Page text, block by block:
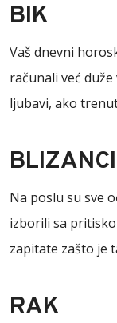
BIK
Vaš dnevni
računali već
ljubavi, ako
BLIZANCI
Na poslu su sve
izborili sa
zapitate zašto je
RAK